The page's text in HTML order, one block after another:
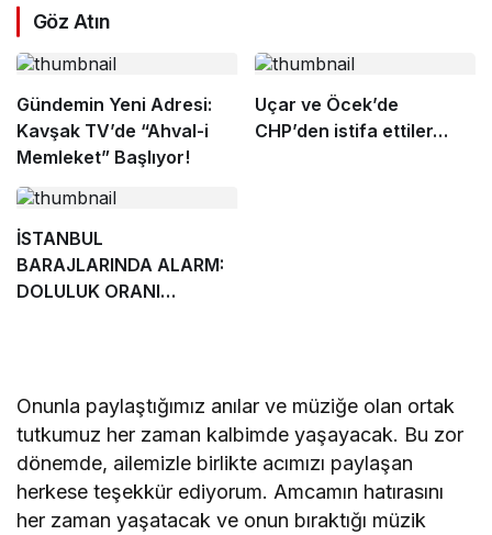
Göz Atın
Gündemin Yeni Adresi:
Kavşak TV’de “Ahval-i
Memleket” Başlıyor!
Uçar ve Öcek’de
CHP’den istifa ettiler…
İSTANBUL
BARAJLARINDA ALARM:
DOLULUK ORANI
Onunla paylaştığımız anılar ve müziğe olan ortak
tutkumuz her zaman kalbimde yaşayacak. Bu zor
dönemde, ailemizle birlikte acımızı paylaşan
herkese teşekkür ediyorum. Amcamın hatırasını
her zaman yaşatacak ve onun bıraktığı müzik